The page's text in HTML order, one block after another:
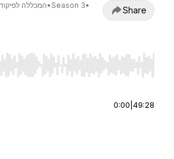
המכללה• Season 3•
Share
Right to seek, Home/End to jump
0:00 49:28